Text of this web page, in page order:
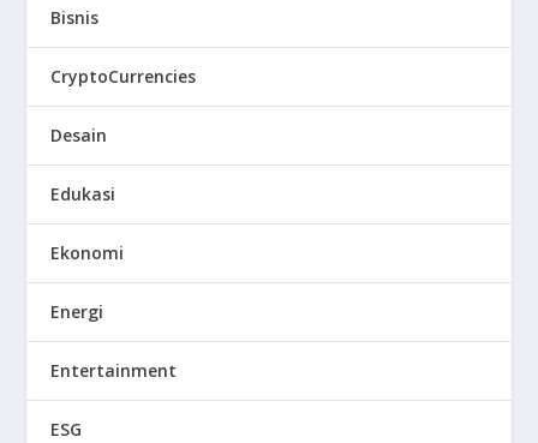
Bisnis
CryptoCurrencies
Desain
Edukasi
Ekonomi
Energi
Entertainment
ESG